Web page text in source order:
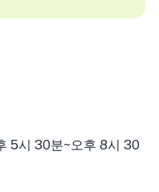
5시 30분~오후 8시 30